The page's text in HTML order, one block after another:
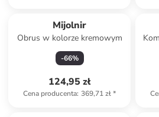
Mijolnir
Obrus w kolorze kremowym
-66%
124,95 zł
Cena producenta: 369,71 zł*